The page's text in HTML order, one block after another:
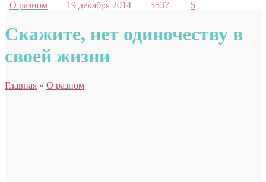
О разном 19 декабря 2014 5537 5
Скажите, нет одиночеству в
своей жизни
Главная » О разном